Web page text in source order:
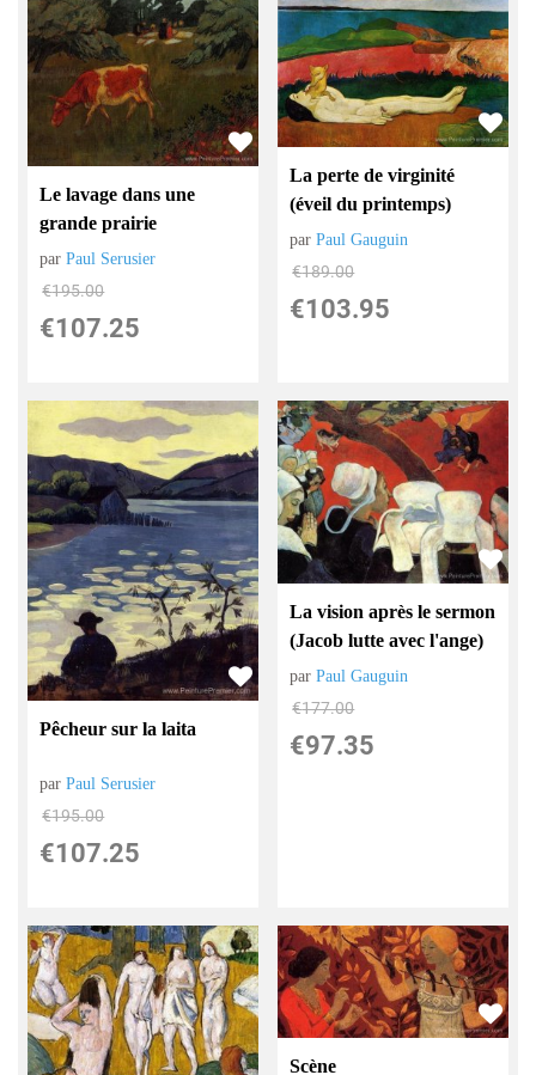
Le lavage dans une
grande prairie
parPaul Serusier
€195.00
€107.25
La perte de virginité
(éveil du printemps)
parPaul Gauguin
€189.00
€103.95
Pêcheur sur la laita
parPaul Serusier
€195.00
€107.25
La vision après le sermon
(Jacob lutte avec l'ange)
parPaul Gauguin
€177.00
€97.35
Scène